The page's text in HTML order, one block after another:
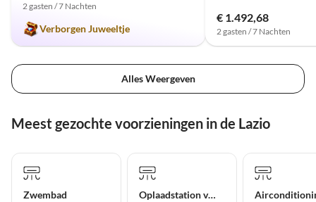
2 gasten / 7 Nachten
Verborgen Juweeltje
€ 1.492,68
2 gasten / 7 Nachten
Alles Weergeven
Meest gezochte voorzieningen in de Lazio
Zwembad Oplaadstation voor elektrische auto's